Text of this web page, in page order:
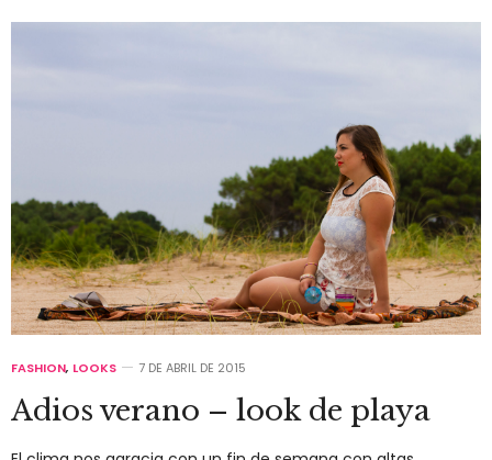
FASHION, LOOKS 7 DE ABRIL DE 2015
Adios verano – look de playa